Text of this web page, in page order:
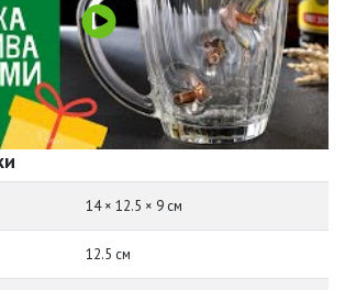
14 × 12.5 × 9 см
12.5 см